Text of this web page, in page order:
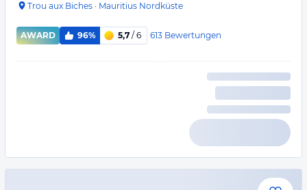
Trou aux Biches · Mauritius Nordküste
AWARD 96% 5,7 / 6 613 Bewertungen